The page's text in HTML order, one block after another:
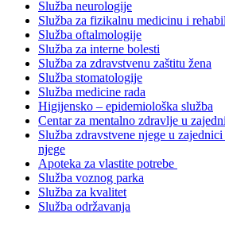
Služba neurologije
Služba za fizikalnu medicinu i
Služba oftalmologije
Služba za interne bolesti
Služba za zdravstvenu zaštitu žena
Služba stomatologije
Služba medicine rada
Higijensko – epidemiološka služba
Centar za mentalno zdravlje u
Služba zdravstvene njege u
njege
Apoteka za vlastite potrebe
Služba voznog parka
Služba za kvalitet
Služba održavanja